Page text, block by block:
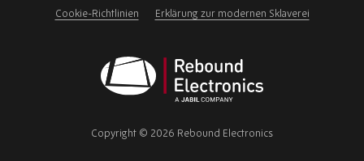
Cookie-Richtlinien Erklärung zur modernen Sklaverei
Electronics
Copyright © 2026 Rebound Electronics